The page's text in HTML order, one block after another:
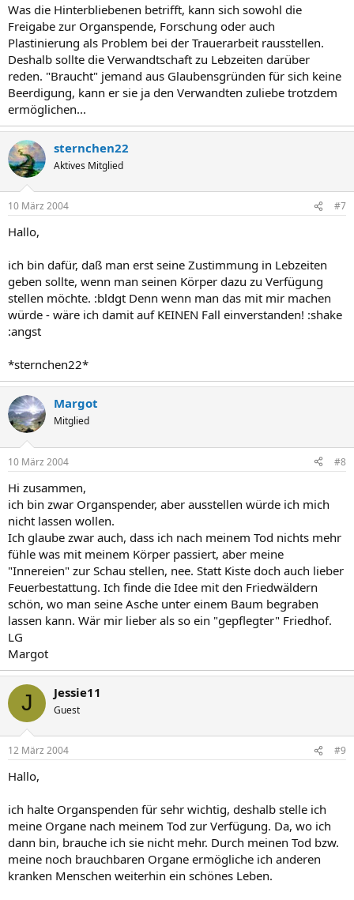
Was die Hinterbliebenen betrifft, kann sich sowohl die
Freigabe zur Organspende, Forschung oder auch
Plastinierung als Problem bei der Trauerarbeit rausstellen.
Deshalb sollte die Verwandtschaft zu Lebzeiten darüber
reden. "Braucht" jemand aus Glaubensgründen für sich keine
Beerdigung, kann er sie ja den Verwandten zuliebe trotzdem
ermöglichen...
sternchen22
Aktives Mitglied
10 März 2004 #7
Hallo,
ich bin dafür, daß man erst seine Zustimmung in Lebzeiten
geben sollte, wenn man seinen Körper dazu zu Verfügung
stellen möchte. :bldgt Denn wenn man das mit mir machen
würde - wäre ich damit auf KEINEN Fall einverstanden! :shake
:angst
*sternchen22*
Margot
Mitglied
10 März 2004 #8
Hi zusammen,
ich bin zwar Organspender, aber ausstellen würde ich mich
nicht lassen wollen.
Ich glaube zwar auch, dass ich nach meinem Tod nichts mehr
fühle was mit meinem Körper passiert, aber meine
"Innereien" zur Schau stellen, nee. Statt Kiste doch auch lieber
Feuerbestattung. Ich finde die Idee mit den Friedwäldern
schön, wo man seine Asche unter einem Baum begraben
lassen kann. Wär mir lieber als so ein "gepflegter" Friedhof.
LG
Margot
J Jessie11
Guest
12 März 2004 #9
Hallo,
ich halte Organspenden für sehr wichtig, deshalb stelle ich
meine Organe nach meinem Tod zur Verfügung. Da, wo ich
dann bin, brauche ich sie nicht mehr. Durch meinen Tod bzw.
meine noch brauchbaren Organe ermögliche ich anderen
kranken Menschen weiterhin ein schönes Leben.